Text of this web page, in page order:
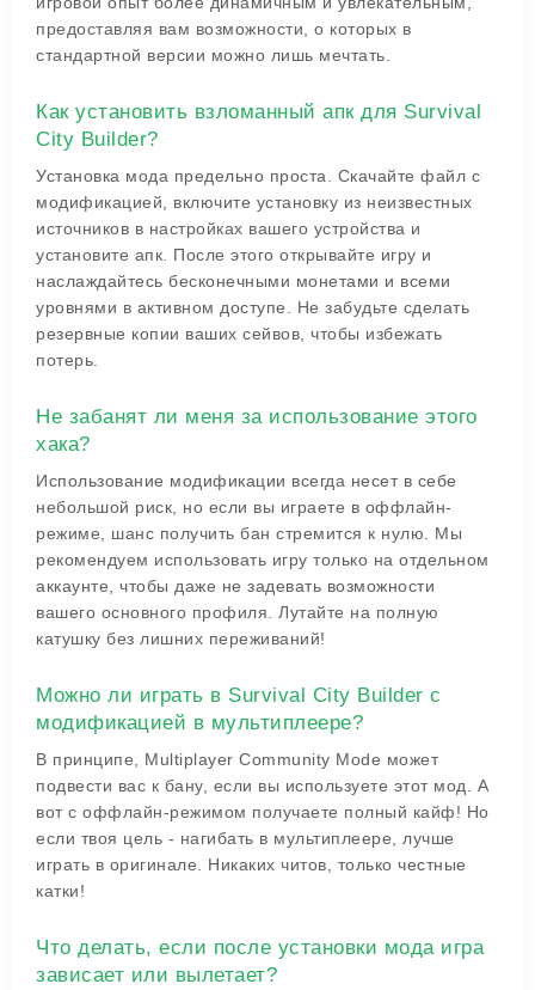
предоставляя вам возможности, о которых в
стандартной версии можно лишь мечтать.
Как установить взломанный апк для Survival
City Builder?
Установка мода предельно проста. Скачайте файл с
модификацией, включите установку из неизвестных
источников в настройках вашего устройства и
установите апк. После этого открывайте игру и
наслаждайтесь бесконечными монетами и всеми
уровнями в активном доступе. Не забудьте сделать
резервные копии ваших сейвов, чтобы избежать
потерь.
Не забанят ли меня за использование этого
хакa?
Использование модификации всегда несет в себе
небольшой риск, но если вы играете в оффлайн-
режиме, шанс получить бан стремится к нулю. Мы
рекомендуем использовать игру только на отдельном
аккаунте, чтобы даже не задевать возможности
вашего основного профиля. Лутайте на полную
катушку без лишних переживаний!
Можно ли играть в Survival City Builder с
модификацией в мультиплеере?
В принципе, Multiplayer Community Mode может
подвести вас к бану, если вы используете этот мод. А
вот с оффлайн-режимом получаете полный кайф! Но
если твоя цель - нагибать в мультиплеере, лучше
играть в оригинале. Никаких читов, только честные
катки!
Что делать, если после установки мода игра
зависает или вылетает?